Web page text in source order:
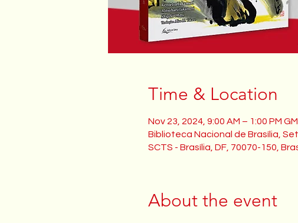
Time & Location
Nov 23, 2024, 9:00 AM – 1:00 PM
Biblioteca Nacional de Brasília,
SCTS - Brasília, DF, 70070-150,
About the event